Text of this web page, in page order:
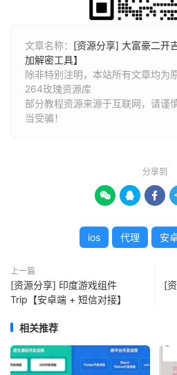
文章名称： [资源分享] 大富豪二开
加解密工具】
除非特别注明，本站所有文章均为
264玫瑰资源库
部分教程资源来源于互联网，请谨
当受骗！
分享到
  
ios 代理 安
上一篇
[资源分享] 印度游戏组件
Trip【安卓端 + 短信对接】
[
相关推荐